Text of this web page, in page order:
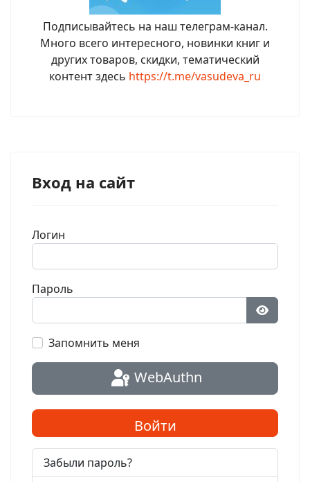
Подписывайтесь на наш телеграм-канал.
Много всего интересного, новинки книг и
других товаров, скидки, тематический
контент здесь https://t.me/vasudeva_ru
Вход на сайт
Логин
Пароль
Запомнить меня
WebAuthn
Войти
Забыли пароль?